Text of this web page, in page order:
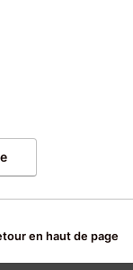
en haut de page